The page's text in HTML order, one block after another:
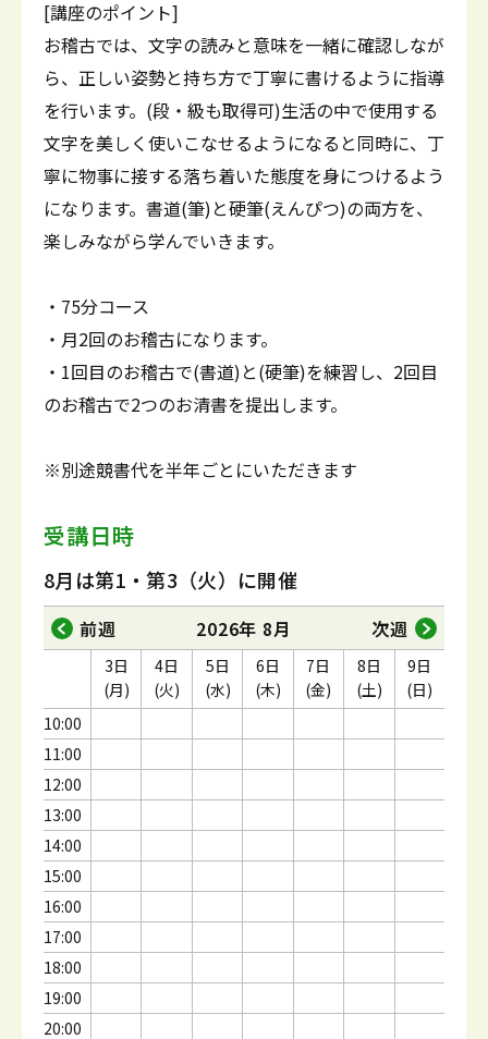
[講座のポイント]
お稽古では、文字の読みと意味を一緒に確認しなが
ら、正しい姿勢と持ち方で丁寧に書けるように指導
を行います。(段・級も取得可)生活の中で使用する
文字を美しく使いこなせるようになると同時に、丁
寧に物事に接する落ち着いた態度を身につけるよう
になります。書道(筆)と硬筆(えんぴつ)の両方を、
楽しみながら学んでいきます。
・75分コース
・月2回のお稽古になります。
・1回目のお稽古で(書道)と(硬筆)を練習し、2回目
のお稽古で2つのお清書を提出します。
※別途競書代を半年ごとにいただきます
受講日時
8月は第1・第3（火）に開催
前週 2026年 8月 次週
10:00
11:00
12:00
13:00
14:00
15:00
16:00
17:00
18:00
19:00
20:00
3日
(月)
4日
(火)
5日
(水)
6日
(木)
7日
(金)
8日
(土)
9日
(日)